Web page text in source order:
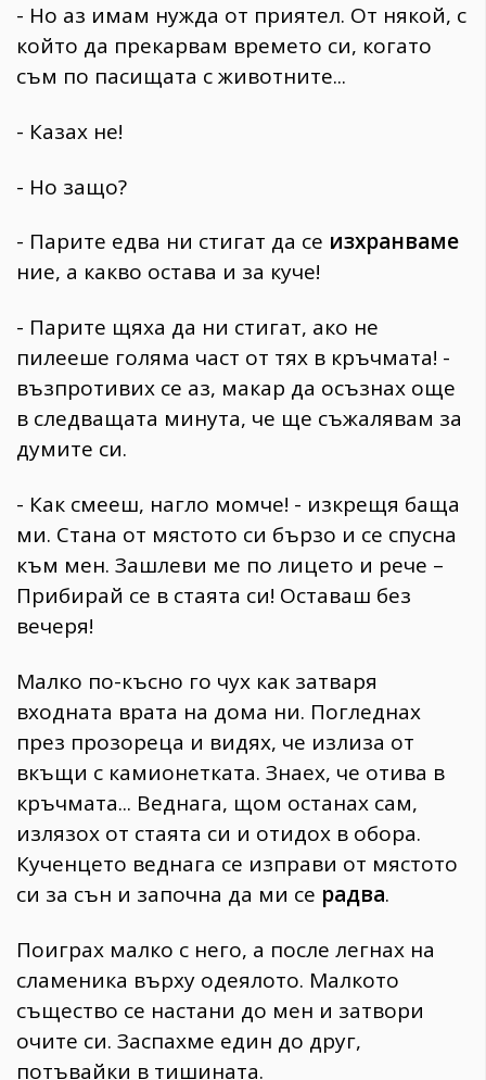
- Но аз имам нужда от приятел. От някой, с
който да прекарвам времето си, когато
съм по пасищата с животните...
- Казах не!
- Но защо?
- Парите едва ни стигат да се изхранваме
ние, а какво остава и за куче!
- Парите щяха да ни стигат, ако не
пилееше голяма част от тях в кръчмата! -
възпротивих се аз, макар да осъзнах още
в следващата минута, че ще съжалявам за
думите си.
- Как смееш, нагло момче! - изкрещя баща
ми. Стана от мястото си бързо и се спусна
към мен. Зашлеви ме по лицето и рече –
Прибирай се в стаята си! Оставаш без
вечеря!
Малко по-късно го чух как затваря
входната врата на дома ни. Погледнах
през прозореца и видях, че излиза от
вкъщи с камионетката. Знаех, че отива в
кръчмата... Веднага, щом останах сам,
излязох от стаята си и отидох в обора.
Кученцето веднага се изправи от мястото
си за сън и започна да ми се радва.
Поиграх малко с него, а после легнах на
сламеника върху одеялото. Малкото
същество се настани до мен и затвори
очите си. Заспахме един до друг,
потъвайки в тишината.